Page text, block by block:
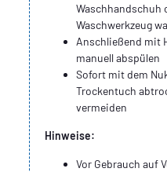
Waschhandschuh
Waschwerkzeug
Anschließend mit
manuell abspülen
Sofort mit dem
Trockentuch
vermeiden
Hinweise:
Vor Gebrauch auf